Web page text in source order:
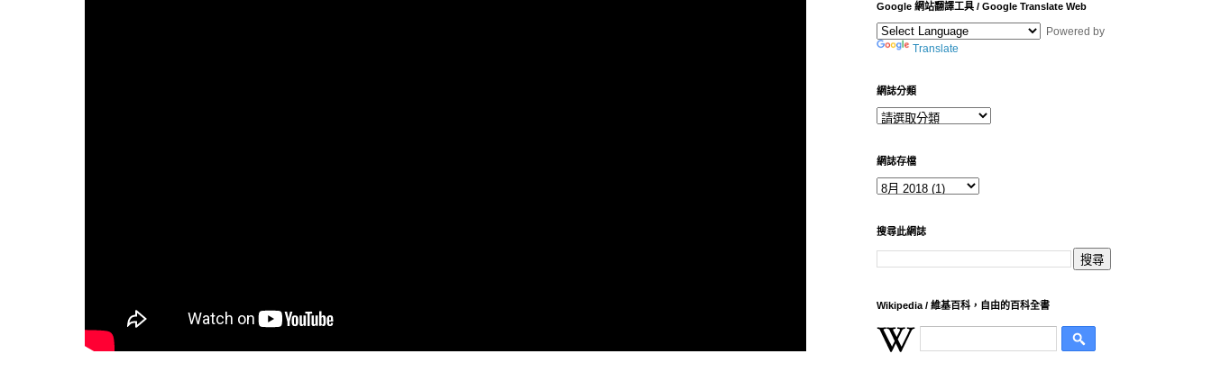
Google 網站翻譯工具 / Google Translate Web
Powered by
Translate
網誌分類
網誌存檔
搜尋此網誌
Wikipedia / 維基百科，自由的百科全書